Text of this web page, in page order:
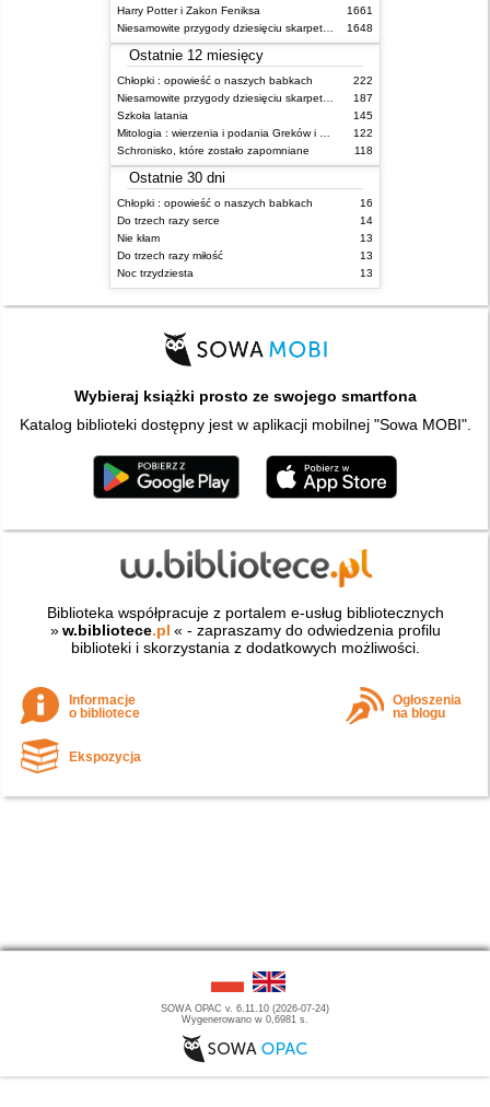
Harry Potter i Zakon Feniksa
1661
1648
Ostatnie 12 miesięcy
Chłopki : opowieść o naszych babkach
222
187
Szkoła latania
145
122
Schronisko, które zostało zapomniane
118
Ostatnie 30 dni
Chłopki : opowieść o naszych babkach
16
Do trzech razy serce
14
Nie kłam
13
Do trzech razy miłość
13
Noc trzydziesta
13
Wybieraj książki prosto ze swojego smartfona
Katalog biblioteki dostępny jest w aplikacji mobilnej "Sowa MOBI".
Biblioteka współpracuje z portalem e-usług bibliotecznych
» w.bibliotece.pl « - zapraszamy do odwiedzenia profilu
biblioteki i skorzystania z dodatkowych możliwości.
Informacje
o bibliotece
Ogłoszenia
na blogu
Ekspozycja
SOWA OPAC v. 6.11.10 (2026-07-24)
Wygenerowano w 0,6981 s.